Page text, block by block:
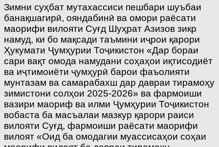
Зимни суҳбат мутахассиси пешбари шуъбаи
банақшагирӣ, ояндабинӣ ва омори раёсати
маорифи вилояти Суғд Шуҳрат Азизов зикр
намуд, ки бо мақсади таъмини иҷрои қарори
Ҳукумати Ҷумҳурии Тоҷикистон «Дар бораи
сари вақт омода намудани соҳаҳои иқтисодиёт
ва иҷтимоиёти ҷумҳурӣ барои фаъолияти
мунтазам ва самарабахш дар давраи тирамоҳу
зимистони солҳои 2025-2026» ва фармоиши
вазири маориф ва илми Ҷумҳурии Тоҷикистон
вобаста ба масъалаи мазкур қарори раиси
вилояти Суғд, фармоиши раёсати маорифи
вилоят «Оид ба омодагии муассисаҳои соҳаи